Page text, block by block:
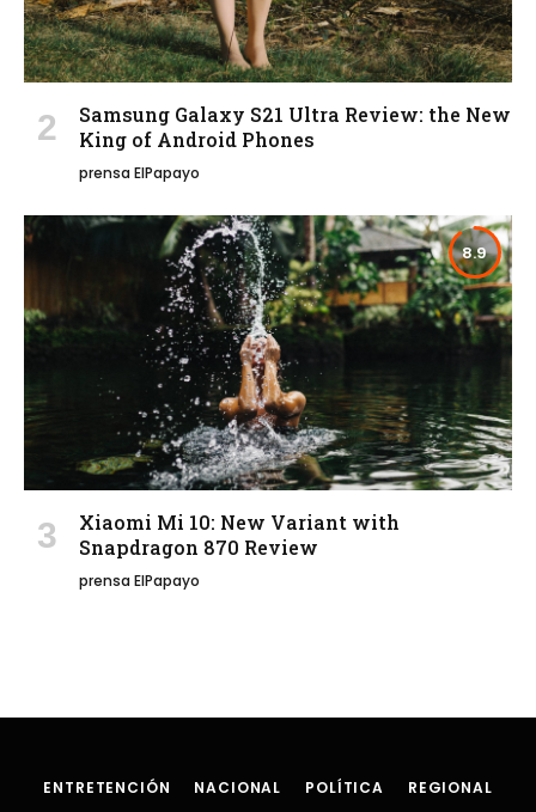
Samsung Galaxy S21 Ultra Review: the New
King of Android Phones
prensa ElPapayo
8.9
Xiaomi Mi 10: New Variant with
Snapdragon 870 Review
prensa ElPapayo
ENTRETENCIÓN NACIONAL POLÍTICA REGIONAL